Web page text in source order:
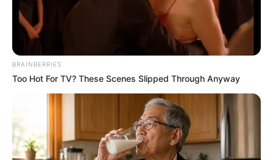
18.079.935/0001-70
FBO Negócios de Treinamento e Marketing Digital
Encadernação Artesanal
BRAINBERRIES
Too Hot For TV? These Scenes Slipped Through Anyway